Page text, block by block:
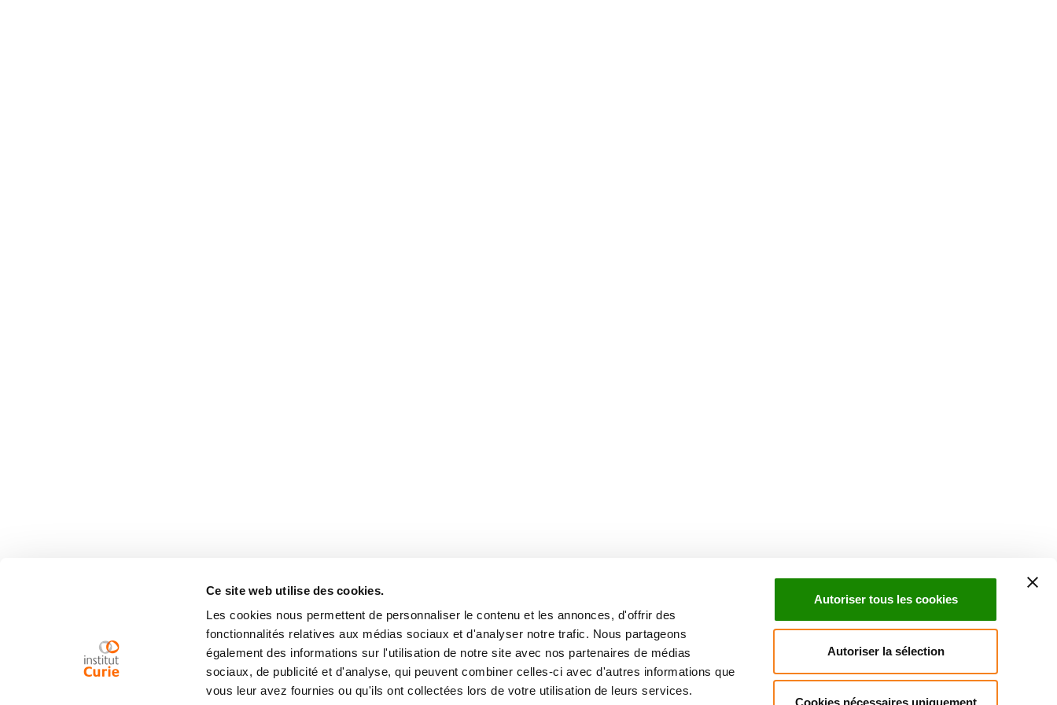
Ce site web utilise des cookies.
Les cookies nous permettent de personnaliser le contenu et les annonces, d'offrir des
fonctionnalités relatives aux médias sociaux et d'analyser notre trafic. Nous partageons
également des informations sur l'utilisation de notre site avec nos partenaires de médias
sociaux, de publicité et d'analyse, qui peuvent combiner celles-ci avec d'autres informations que
vous leur avez fournies ou qu'ils ont collectées lors de votre utilisation de leurs services.
Autoriser tous les cookies
Autoriser la sélection
Cookies nécessaires uniquement